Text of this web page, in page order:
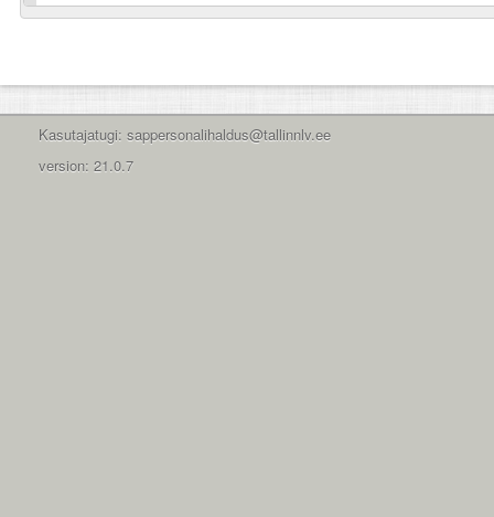
Kasutajatugi: sappersonalihaldus@tallinnlv.ee
version: 21.0.7